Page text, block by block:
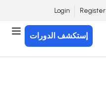
Register
Login
إستكشف الدورات